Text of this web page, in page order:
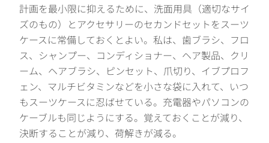
計画を最小限に抑えるために、洗面用具（適切なサイ
ズのもの）とアクセサリーのセカンドセットをスーツ
ケースに常備しておくとよい。私は、歯ブラシ、フロ
ス、シャンプー、コンディショナー、ヘア製品、クリ
ーム、ヘアブラシ、ピンセット、爪切り、イブプロフ
ェン、マルチビタミンなどを小さな袋に入れて、いつ
もスーツケースに忍ばせている。充電器やパソコンの
ケーブルも同じようにする。覚えておくことが減り、
決断することが減り、荷解きが減る。